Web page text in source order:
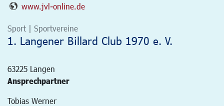
www.jvl-online.de
Sport | Sportvereine
1. Langener Billard Club 1970 e. V.
63225 Langen
Ansprechpartner
Tobias Werner